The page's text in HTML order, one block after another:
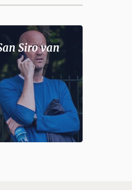
Siro van